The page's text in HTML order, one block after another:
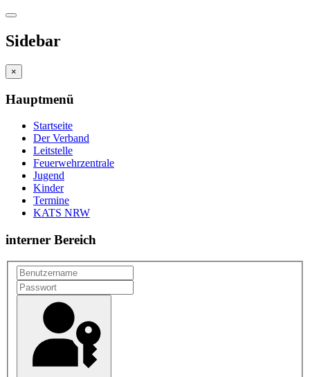
Sidebar
×
Hauptmenü
Startseite
Der Verband
Leitstelle
Feuerwehrzentrale
Jugend
Kinder
Termine
KATS NRW
interner Bereich